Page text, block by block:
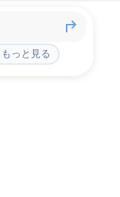
もっと見る